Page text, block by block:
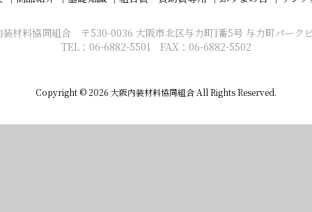
装材料協同組合 〒530-0036 大阪市北区与力町1番5号 与力町パーク
TEL：06-6882-5501 FAX：06-6882-5502
Copyright © 2026 大阪内装材料協同組合 All Rights Reserved.